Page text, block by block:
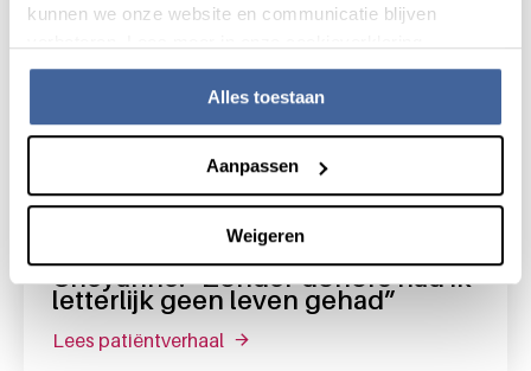
kunnen we onze website en communicatie blijven
Alles toestaan
Aanpassen
Weigeren
Cheyanne: “Zonder donors had ik
letterlijk geen leven gehad”
lees patiëntverhaal over cheyanne: “zonder donors